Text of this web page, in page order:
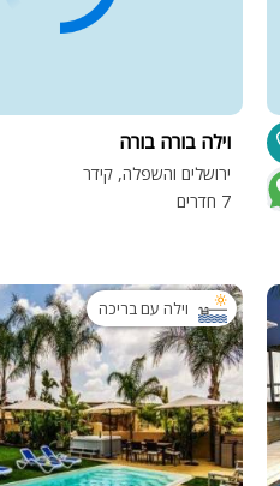
וילה בורה בורה
ירושלים והשפלה, קידר
7 חדרים
וילה עם בריכה